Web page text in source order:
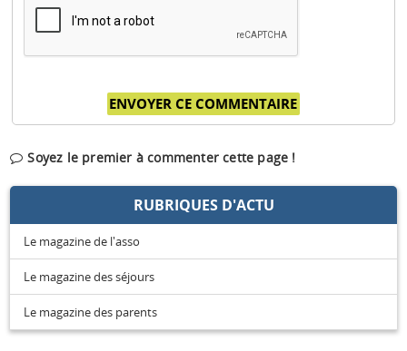
Soyez le premier à commenter cette page !
RUBRIQUES D'ACTU
Le magazine de l'asso
Le magazine des séjours
Le magazine des parents